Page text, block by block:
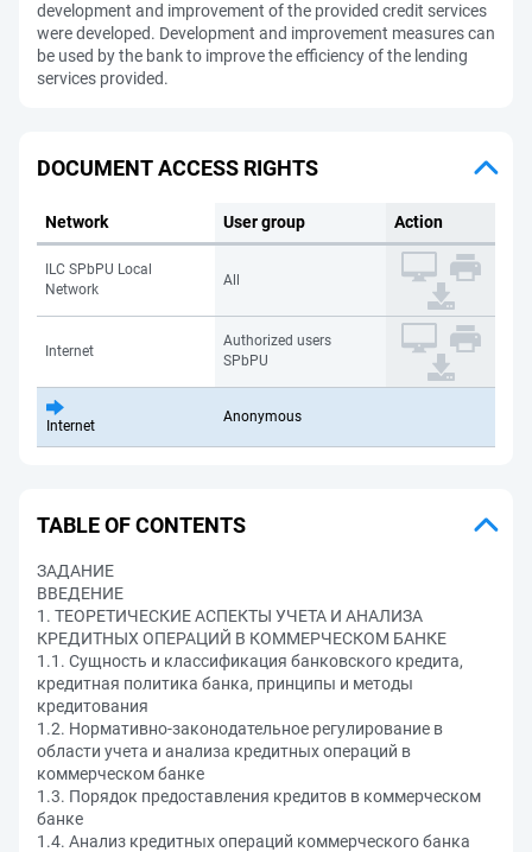
development and improvement of the provided credit services
were developed. Development and improvement measures can
be used by the bank to improve the efficiency of the lending
services provided.
DOCUMENT ACCESS RIGHTS
Network User group Action
ILC SPbPU Local
Network
All
Internet
Authorized users
SPbPU
Internet
Anonymous
TABLE OF CONTENTS
ЗАДАНИЕ
ВВЕДЕНИЕ
1. ТЕОРЕТИЧЕСКИЕ АСПЕКТЫ УЧЕТА И АНАЛИЗА
КРЕДИТНЫХ ОПЕРАЦИЙ В КОММЕРЧЕСКОМ БАНКЕ
1.1. Сущность и классификация банковского кредита,
кредитная политика банка, принципы и методы
кредитования
1.2. Нормативно-законодательное регулирование в
области учета и анализа кредитных операций в
коммерческом банке
1.3. Порядок предоставления кредитов в коммерческом
банке
1.4. Анализ кредитных операций коммерческого банка